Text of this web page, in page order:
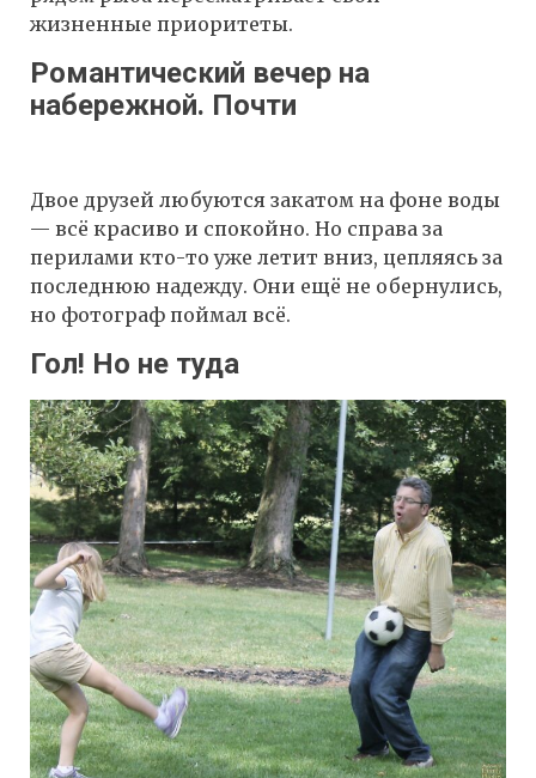
жизненные приоритеты.
Романтический вечер на
набережной. Почти
Двое друзей любуются закатом на фоне воды
— всё красиво и спокойно. Но справа за
перилами кто-то уже летит вниз, цепляясь за
последнюю надежду. Они ещё не обернулись,
но фотограф поймал всё.
Гол! Но не туда